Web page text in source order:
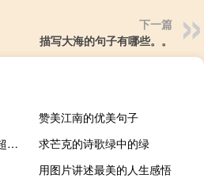
下一篇
描写大海的句子有哪些。。
赞美江南的优美句子
六年级毕业对老师说的话,超感人的,能
求芒克的诗歌绿中的绿
用图片讲述最美的人生感悟